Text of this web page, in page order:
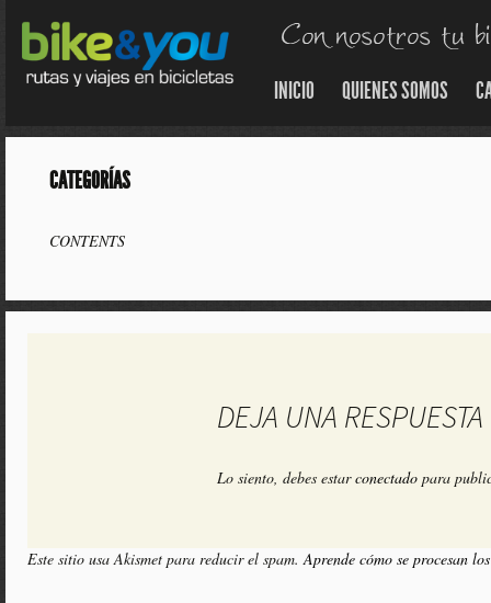
INICIO QUIENES SOMOS
CATEGORÍAS
CONTENTS
DEJA UNA RESPUESTA
Lo siento, debes estarconectado para
Este sitio usa Akismet para reducir el spam.Aprende cómo se procesan